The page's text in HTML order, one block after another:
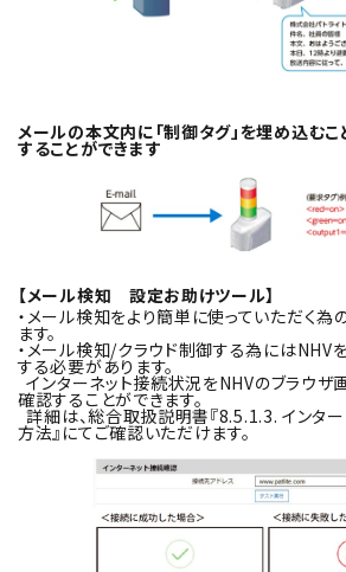
メールの本文内に「制御タグ」を埋め込むこ
することができます
【メール検知 設定お助けツール】
・メール検知をより簡単に使っていただく為
ます。
・メール検知/クラウド制御する為にはNHV
する必要があります。
インターネット接続状況をNHVのブラウザ
確認することができます。
詳細は、総合取扱説明書『8.5.1.3. インタ
方法』にてご確認いただけます。